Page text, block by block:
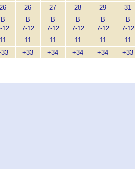
26
В
12
11
26
В
7-12
11
+33
27
В
7-12
11
+34
28
В
7-12
11
+34
29
В
7-12
11
+34
31
В
7-12
11
+33